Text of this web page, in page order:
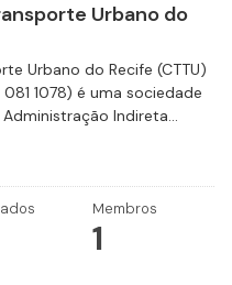
Urbano do
Urbano do Recife (CTTU)
1078) é uma sociedade
Indireta...
Membros
1